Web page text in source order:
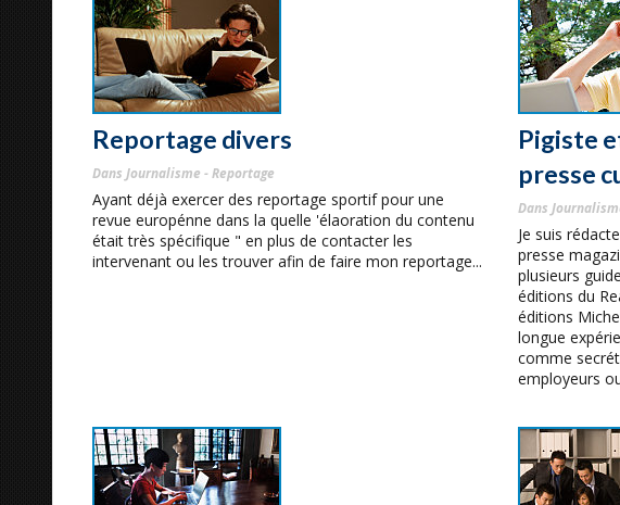
Reportage divers
Dans Journalisme - Reportage
Ayant déjà exercer des reportage sportif pour une
revue europénne dans la quelle 'élaoration du contenu
était très spécifique " en plus de contacter les
intervenant ou les trouver afin de faire mon reportage...
Pigiste
presse
Dans
Je suis
presse
plusieurs
éditions du
éditions
longue
comme
employeurs